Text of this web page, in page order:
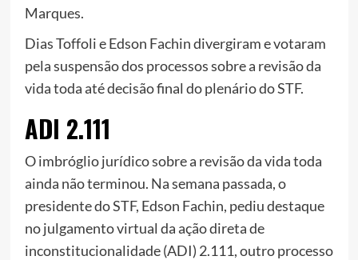
Marques.
Dias Toffoli e Edson Fachin divergiram e votaram
pela suspensão dos processos sobre a revisão da
vida toda até decisão final do plenário do STF.
ADI 2.111
O imbróglio jurídico sobre a revisão da vida toda
ainda não terminou. Na semana passada, o
presidente do STF, Edson Fachin, pediu destaque
no julgamento virtual da ação direta de
inconstitucionalidade (ADI) 2.111, outro processo